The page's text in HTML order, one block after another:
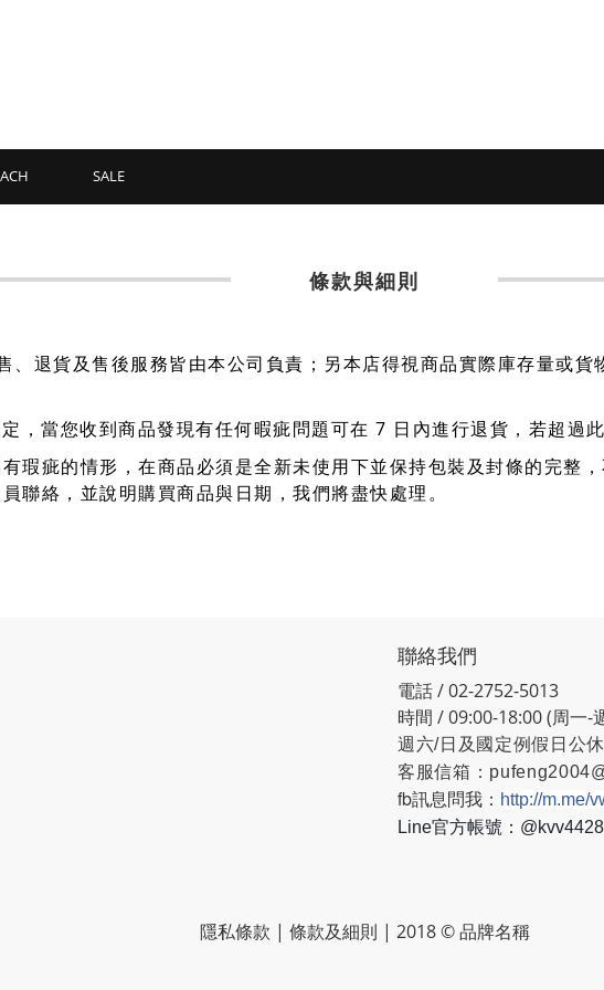
SALE
條款與細則
、退貨及售後服務皆由本公司負責；另本店得視商品實際庫存量或
，當您收到商品發現有任何暇疵問題可在 7 日內進行退貨，若超過
瑕疵的情形，在商品必須是全新未使用下並保持包裝及封條的完整
聯絡，並說明購買商品與日期，我們將盡快處理。
聯絡我們
電話 / 02-2752-5013
時間 / 09:00-18:00 (周一-
週六/日及國定例假日公休
客服信箱：
fb訊息問我： http://m.me/
Line官方帳號：
隱私條款 | 條款及細則 | 2018 © 品牌名稱